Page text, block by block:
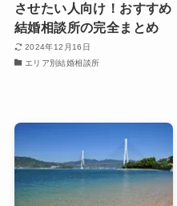
させたい人向け！おすすめ
結婚相談所の完全まとめ
2024年12月16日
エリア別結婚相談所